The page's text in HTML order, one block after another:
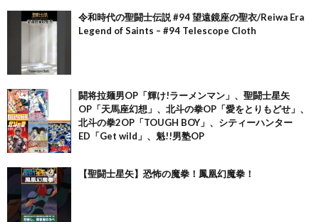
令和時代の聖闘士伝説 #94 望遠鏡座の聖衣/Reiwa Era
Legend of Saints – #94 Telescope Cloth
闘将拉麺男OP「輝け!ラーメンマン」、聖闘士星矢
OP「天馬座幻想」、北斗の拳OP「愛をとりもどせ」、
北斗の拳2OP「TOUGH BOY」、シティーハンター
ED「Get wild」、魁!!男塾OP
【聖闘士星矢】恐怖の魔拳！鳳凰幻魔拳！